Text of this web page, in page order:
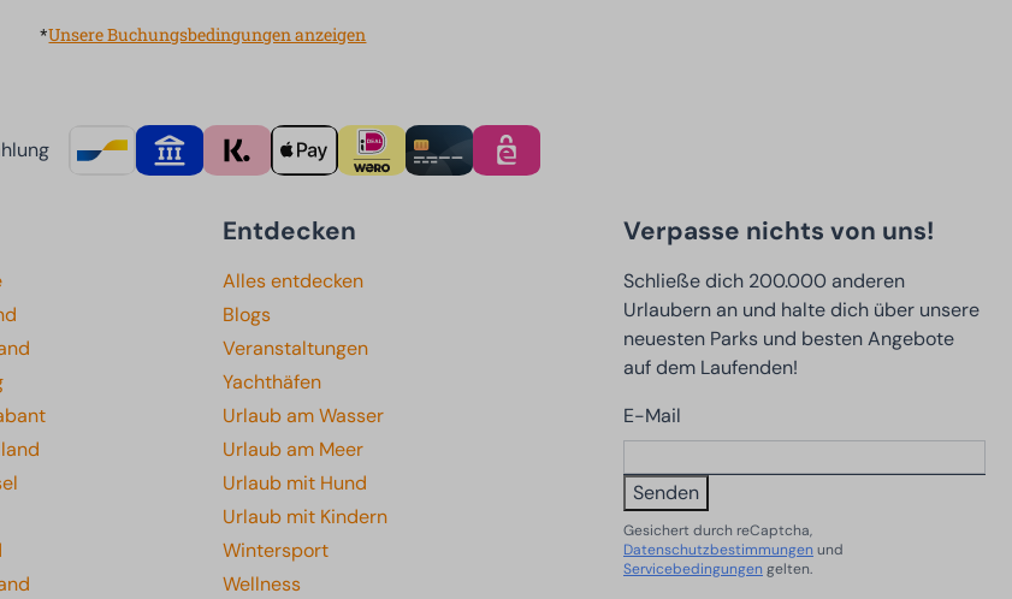
*Unsere Buchungsbedingungen anzeigen
Entdecken
Alles entdecken
Blogs
Veranstaltungen
Yachthäfen
Urlaub am Wasser
Urlaub am Meer
Urlaub mit Hund
Urlaub mit Kindern
Wintersport
Wellness
Verpasse nichts von uns!
Schließe dich 200.000 anderen
Urlaubern an und halte dich über unsere
neuesten Parks und besten Angebote
auf dem Laufenden!
E-Mail
Senden
Gesichert durch reCaptcha,
Datenschutzbestimmungen und
Servicebedingungen gelten.